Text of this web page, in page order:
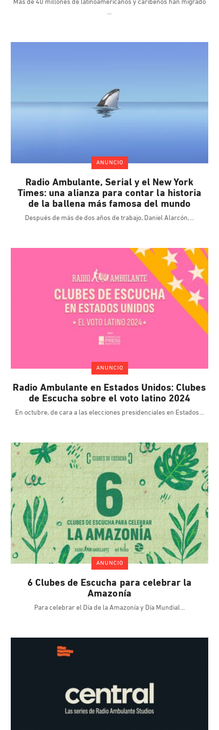
Más de 40 millones de latinoamericanos y caribeños han migrado
ANUNCIO
Radio Ambulante, Serial y el New York
Times: una alianza para contar la historia
de la ballena más famosa del mundo
Después de más de dos años de trabajo, Daniel Alarcón,
ANUNCIO
Radio Ambulante en Estados Unidos: Clubes
de Escucha sobre el voto latino 2024
En octubre, de cara a las elecciones presidenciales en Estados
ANUNCIO
6 Clubes de Escucha para celebrar la
Amazonía
Para celebrar el Día de la Amazonía y Día Mundial